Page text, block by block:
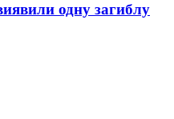
одну загиблу